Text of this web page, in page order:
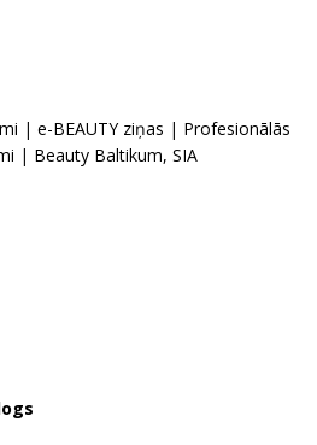
| e-BEAUTY ziņas | Profesionālās
| Beauty Baltikum, SIA